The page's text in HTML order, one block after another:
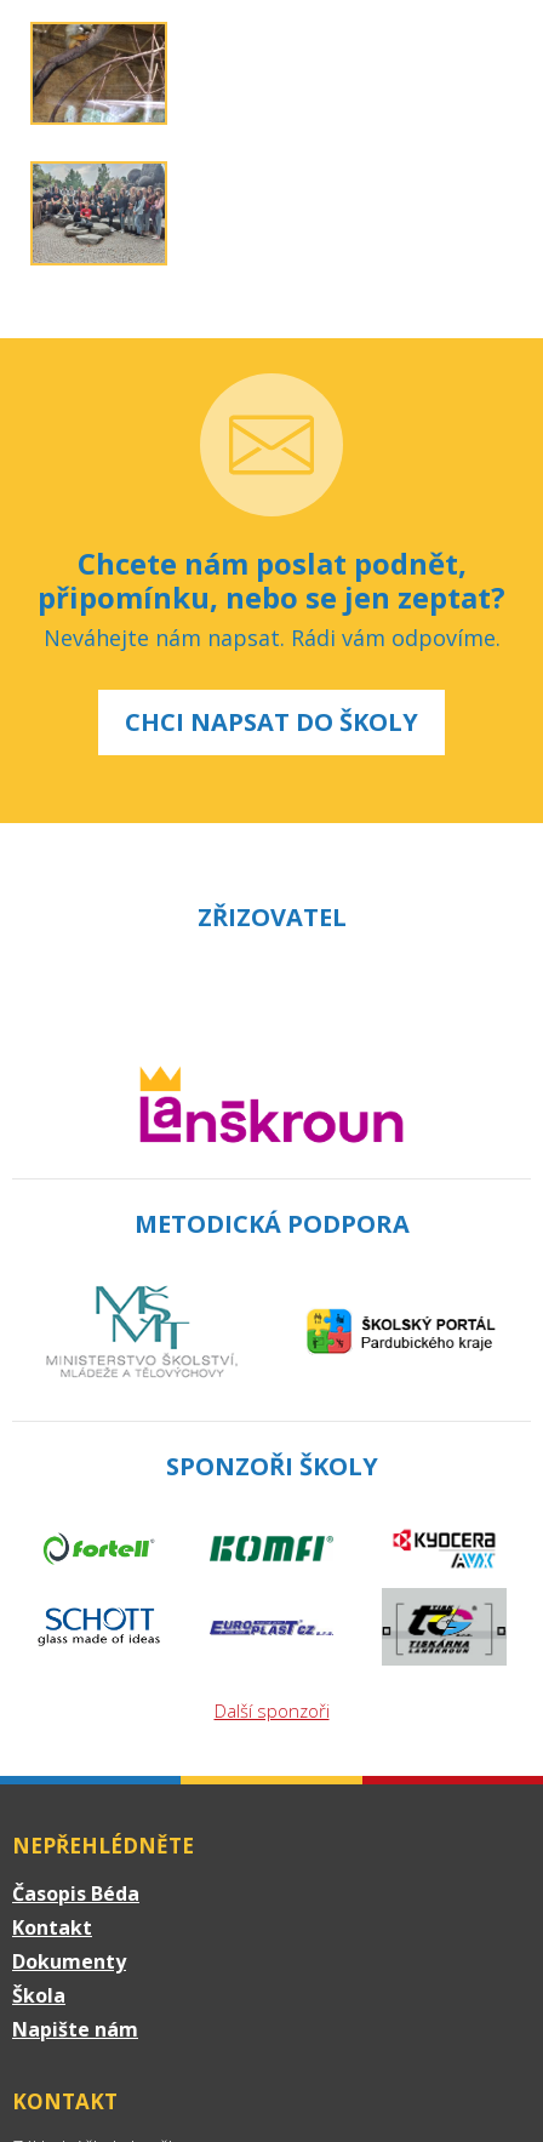
Chcete nám poslat podnět,
připomínku, nebo se jen zeptat?
Neváhejte nám napsat. Rádi vám odpovíme.
CHCI NAPSAT DO ŠKOLY
ZŘIZOVATEL
METODICKÁ PODPORA
SPONZOŘI ŠKOLY
Další sponzoři
NEPŘEHLÉDNĚTE
Časopis Béda
Kontakt
Dokumenty
Škola
Napište nám
KONTAKT